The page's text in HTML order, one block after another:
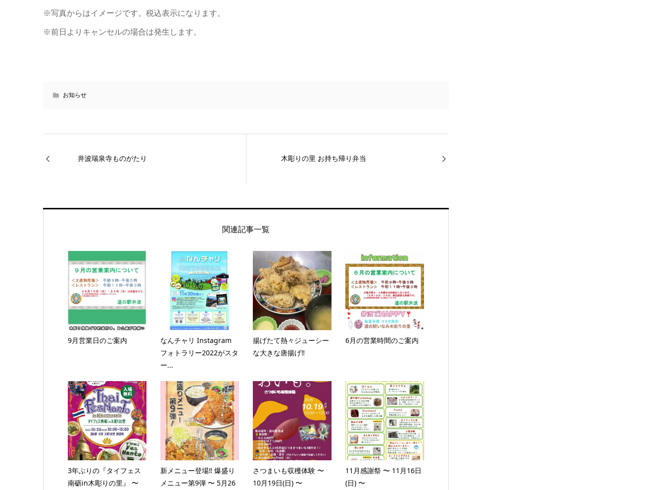
※写真からはイメージです。税込表示になります。
※前日よりキャンセルの場合は発生します。
お知らせ
井波瑞泉寺ものがたり 木彫りの里 お持ち帰り弁当
関連記事一覧
9月営業日のご案内
なんチャリ Instagram
フォトラリー2022がスタ
ー...
揚げたて熱々ジューシー
な大きな唐揚げ‼️
6月の営業時間のご案内
3年ぶりの『タイフェス
南砺in木彫りの里』 〜
新メニュー登場‼️ 爆盛り
メニュー第9弾 〜 5月26
さつまいも収穫体験 〜
10月19日(日) 〜
11月感謝祭 〜 11月16日
(日) 〜